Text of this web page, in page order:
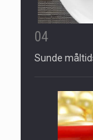
04
Sunde